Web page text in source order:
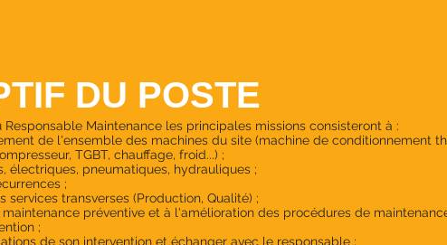
DU POSTE
Maintenance les principales missions consisteront à :
de l'ensemble des machines du site (machine de conditionnement
TGBT, chauffage, froid...) ;
électriques, pneumatiques, hydrauliques ;
;
services transverses (Production, Qualité) ;
préventive et à l'amélioration des procédures de
;
de son intervention et échanger avec le responsable ;